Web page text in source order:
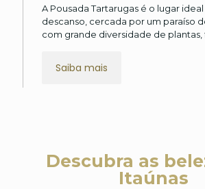
A Pousada Tartarugas é o lugar ideal
descanso, cercada por um paraíso
com grande diversidade de plantas,
Saiba mais
Descubra as
Itaúnas